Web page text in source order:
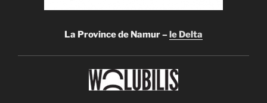
La Province de Namur –le Delta